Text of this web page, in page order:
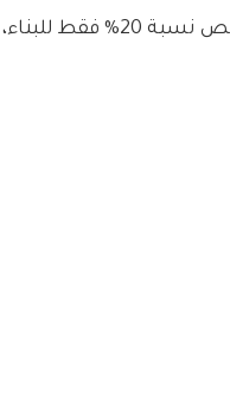
120 فدان، حيث قررت